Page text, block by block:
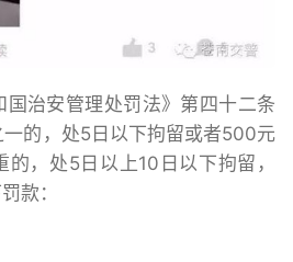
国治安管理处罚法》第四十二条
的，处5日以下拘留或者500元
的，处5日以上10日以下拘留，
款：